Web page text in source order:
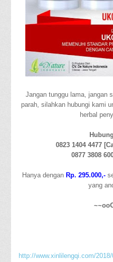
Jangan tunggu lama, jangan
parah, silahkan hubungi kami
herbal
0823 1404 4477
0877 3808
Hanya dengan Rp. 295.000,-
yang
http://www.xinlilengqi.com/